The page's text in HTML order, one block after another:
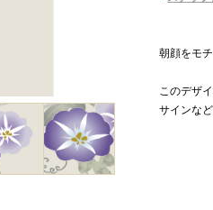
朝顔をモ
このデザ
サインな